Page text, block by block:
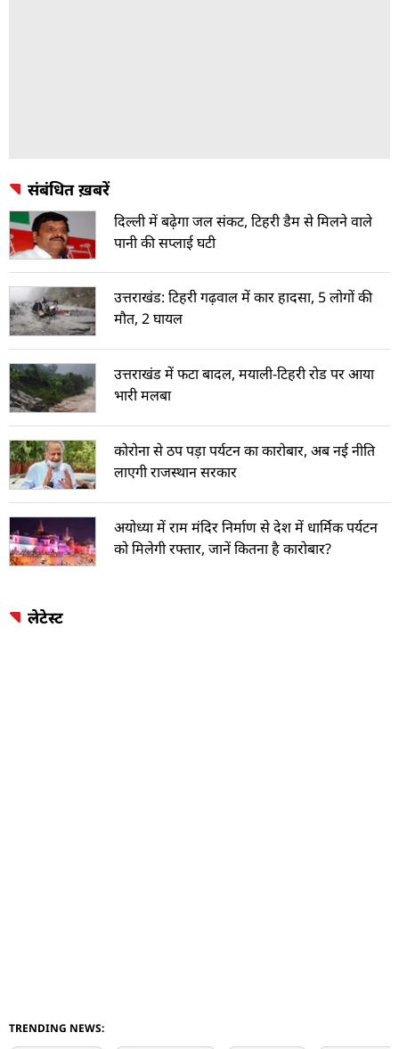
संबंधित ख़बरें
दिल्ली में बढ़ेगा जल संकट, टिहरी डैम से मिलने वाले
पानी की सप्लाई घटी
उत्तराखंड: टिहरी गढ़वाल में कार हादसा, 5 लोगों की
मौत, 2 घायल
उत्तराखंड में फटा बादल, मयाली-टिहरी रोड पर आया
भारी मलबा
कोरोना से ठप पड़ा पर्यटन का कारोबार, अब नई नीति
लाएगी राजस्थान सरकार
अयोध्या में राम मंदिर निर्माण से देश में धार्मिक पर्यटन
को मिलेगी रफ्तार, जानें कितना है कारोबार?
लेटेस्ट
TRENDING NEWS: